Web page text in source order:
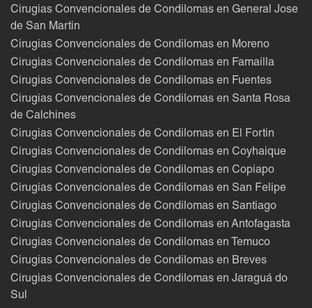
Cirugias Convencionales de Condilomas en General Jose
de San Martin
Cirugias Convencionales de Condilomas en Moreno
Cirugias Convencionales de Condilomas en Famailla
Cirugias Convencionales de Condilomas en Fuentes
Cirugias Convencionales de Condilomas en Santa Rosa
de Calchines
Cirugias Convencionales de Condilomas en El Fortin
Cirugias Convencionales de Condilomas en Coyhaique
Cirugias Convencionales de Condilomas en Copiapo
Cirugias Convencionales de Condilomas en San Felipe
Cirugias Convencionales de Condilomas en Santiago
Cirugias Convencionales de Condilomas en Antofagasta
Cirugias Convencionales de Condilomas en Temuco
Cirugias Convencionales de Condilomas en Breves
Cirugias Convencionales de Condilomas en Jaraguá do
Sul